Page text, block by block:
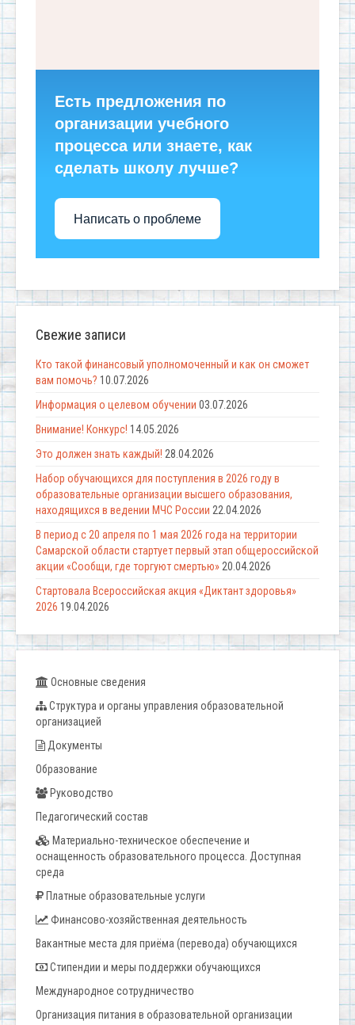
Есть предложения по
организации учебного
процесса или знаете, как
сделать школу лучше?
Написать о проблеме
Свежие записи
Кто такой финансовый уполномоченный и как он сможет
вам помочь? 10.07.2026
Информация о целевом обучении 03.07.2026
Внимание! Конкурс! 14.05.2026
Это должен знать каждый! 28.04.2026
Набор обучающихся для поступления в 2026 году в
образовательные организации высшего образования,
находящихся в ведении МЧС России 22.04.2026
В период с 20 апреля по 1 мая 2026 года на территории
Самарской области стартует первый этап общероссийской
акции «Сообщи, где торгуют смертью» 20.04.2026
Стартовала Всероссийская акция «Диктант здоровья»
2026 19.04.2026
Основные сведения
Структура и органы управления образовательной
организацией
Документы
Образование
Руководство
Педагогический состав
Материально-техническое обеспечение и
оснащенность образовательного процесса. Доступная
среда
Платные образовательные услуги
Финансово-хозяйственная деятельность
Вакантные места для приёма (перевода) обучающихся
Стипендии и меры поддержки обучающихся
Международное сотрудничество
Организация питания в образовательной организации